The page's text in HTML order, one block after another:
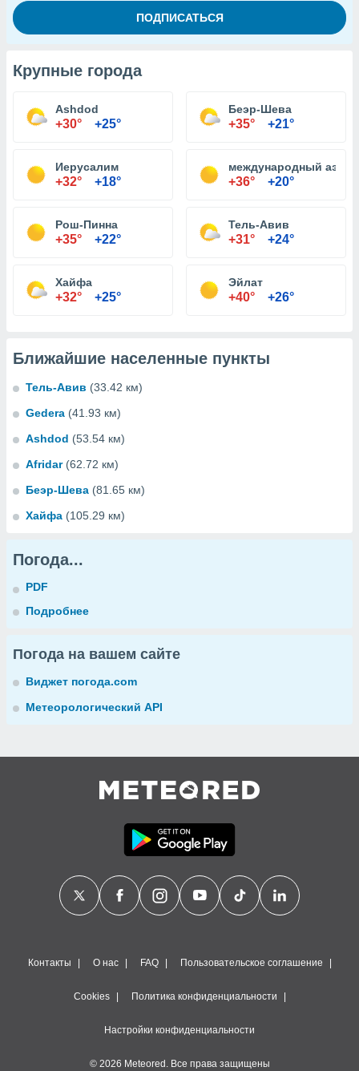
Крупные города
Ashdod
+30° +25°
Беэр-Шева
+35° +21°
Иерусалим
+32° +18°
международный
+36° +20°
Рош-Пинна
+35° +22°
Тель-Авив
+31° +24°
Хайфа
+32° +25°
Эйлат
+40° +26°
Ближайшие населенные пункты
Тель-Авив (33.42 км)
Gedera (41.93 км)
Ashdod (53.54 км)
Afridar (62.72 км)
Беэр-Шева (81.65 км)
Хайфа (105.29 км)
Погода...
PDF
Подробнее
Погода на вашем сайте
Виджет погода.com
Метеорологический API
Контакты О нас FAQ Пользовательское соглашение
Cookies Политика конфиденциальности
Настройки конфиденциальности
© 2026 Meteored. Все права защищены